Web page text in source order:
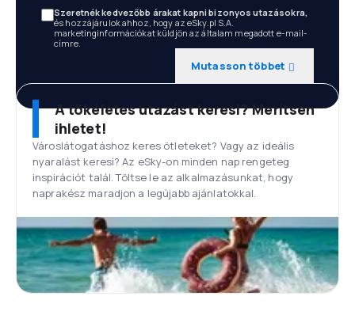
Szeretnék kedvezőbb árakat kapni bizonyos utazásokra,
és hozzájárulok ahhoz, hogy az eSky.pl S.A.
marketinginformációkat küldjön az általam megadott e-mail-
címre.
Mutasson többet
A tökéletes utazást keresi? Merítsen
ihletet!
Városlátogatáshoz keres ötleteket? Vagy az ideális
nyaralást keresi? Az eSky-on minden nap rengeteg
inspirációt talál. Töltse le az alkalmazásunkat, hogy
naprakész maradjon a legújabb ajánlatokkal.